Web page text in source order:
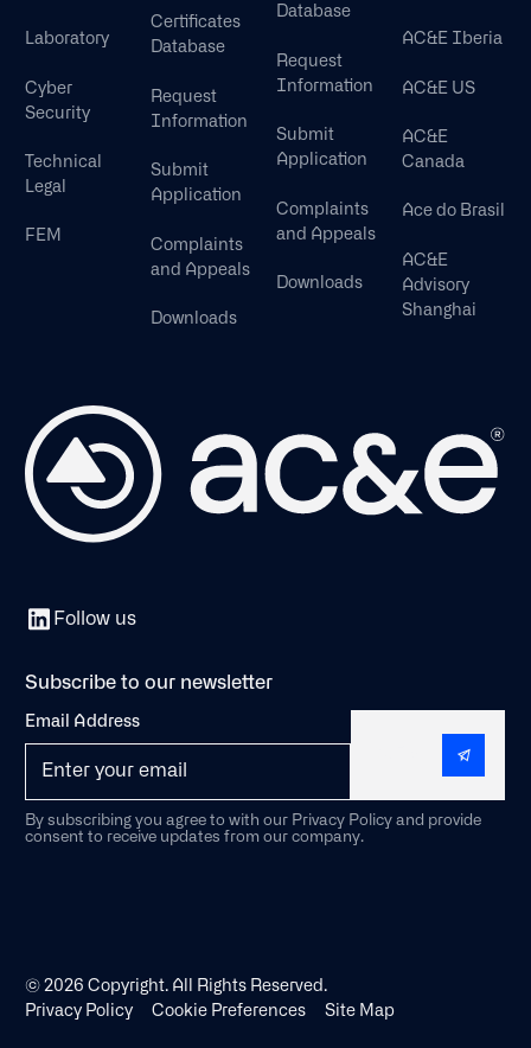
Laboratory
Cyber
Security
Technical
Legal
FEM
Certificates
Database
Request
Information
Submit
Application
Complaints
and Appeals
Downloads
Database
Request
Information
Submit
Application
Complaints
and Appeals
Downloads
AC&E Iberia
AC&E US
AC&E
Canada
Ace do Brasil
AC&E
Advisory
Shanghai
Follow us
Subscribe to our newsletter
Email Address
By subscribing you agree to with our Privacy Policy and provide
consent to receive updates from our company.
©2026 Copyright. All Rights Reserved.
Privacy Policy
Cookie Preferences Site Map